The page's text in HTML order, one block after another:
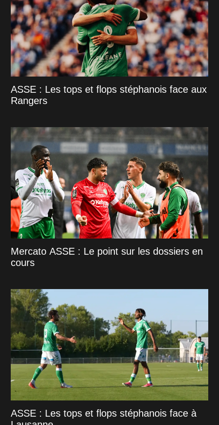
ASSE : Les tops et flops stéphanois face aux
Rangers
Mercato ASSE : Le point sur les dossiers en
cours
ASSE : Les tops et flops stéphanois face à